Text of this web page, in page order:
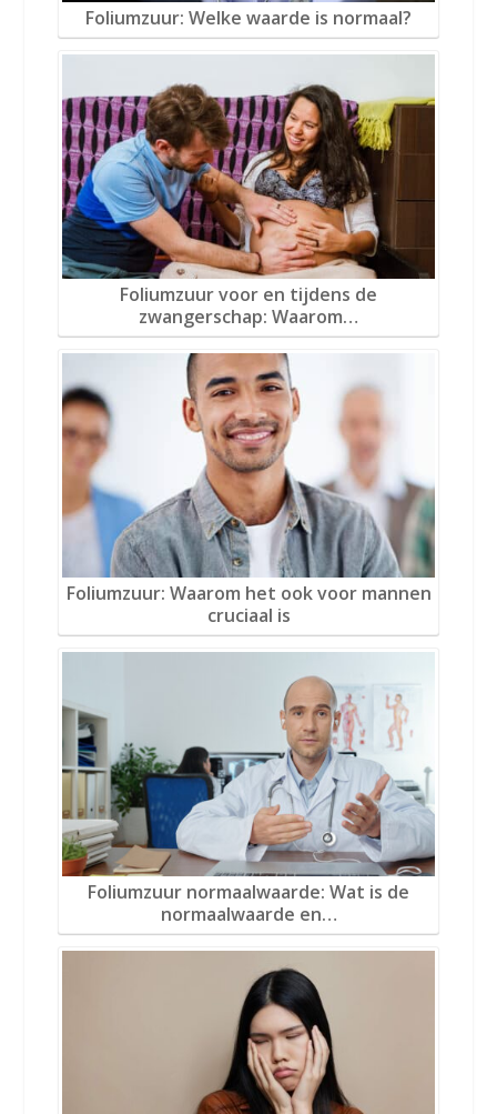
Foliumzuur: Welke waarde is normaal?
Foliumzuur voor en tijdens de
zwangerschap: Waarom…
Foliumzuur: Waarom het ook voor mannen
cruciaal is
Foliumzuur normaalwaarde: Wat is de
normaalwaarde en…